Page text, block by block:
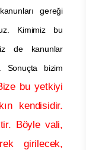
gereği
Kimimiz bu
de kanunlar
Sonuçta bizim
bu yetkiyi
kendisidir.
Böyle vali,
girilecek,